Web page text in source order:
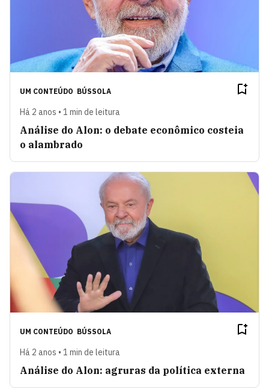
UM CONTEÚDO BÚSSOLA
Há 2 anos • 1 min de leitura
Análise do Alon: o debate econômico costeia
o alambrado
UM CONTEÚDO BÚSSOLA
Há 2 anos • 1 min de leitura
Análise do Alon: agruras da política externa